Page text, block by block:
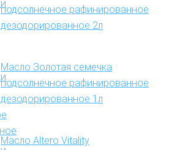
подсолнечное рафинированное
дезодорированное 2л
Масло Золотая семечка
подсолнечное рафинированное
дезодорированное 1л
Масло Altero Vitality